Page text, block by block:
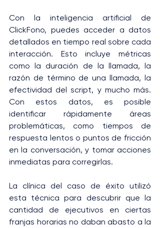
Con la inteligencia artificial de
ClickFono, puedes acceder a datos
detallados en tiempo real sobre cada
interacción. Esto incluye métricas
como la duración de la llamada, la
razón de término de una llamada, la
efectividad del script, y mucho más.
Con estos datos, es posible
identificar rápidamente áreas
problemáticas, como tiempos de
respuesta lentos o puntos de fricción
en la conversación, y tomar acciones
inmediatas para corregirlas.
La clínica del caso de éxito utilizó
esta técnica para descubrir que la
cantidad de ejecutivos en ciertas
franjas horarias no daban abasto a la